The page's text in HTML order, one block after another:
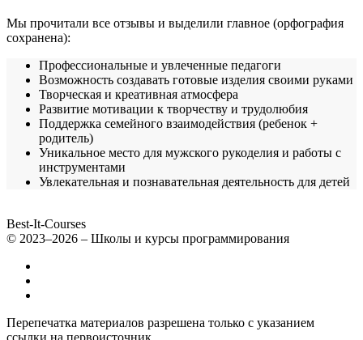
Мы прочитали все отзывы и выделили главное (орфография
сохранена):
Профессиональные и увлеченные педагоги
Возможность создавать готовые изделия своими руками
Творческая и креативная атмосфера
Развитие мотивации к творчеству и трудолюбия
Поддержка семейного взаимодействия (ребенок +
родитель)
Уникальное место для мужского рукоделия и работы с
инструментами
Увлекательная и познавательная деятельность для детей
Best-It-Courses
© 2023–2026 – Школы и курсы программирования
Перепечатка материалов разрешена только с указанием
ссылки на первоисточник